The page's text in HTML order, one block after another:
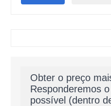
Obter o preço
Responderemos
possível (dentro